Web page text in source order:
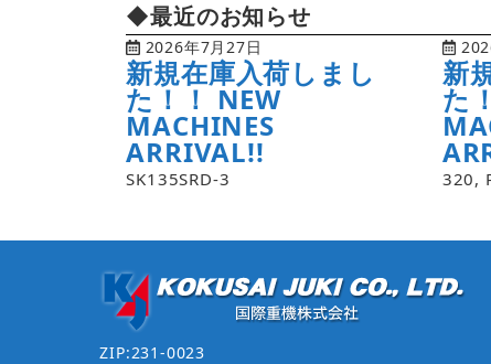
◆最近のお知らせ
2026年7月27日
新規在庫入荷しまし
た！！ NEW
MACHINES
ARRIVAL!!
SK135SRD-3
新
た
320,
ZIP:231-0023